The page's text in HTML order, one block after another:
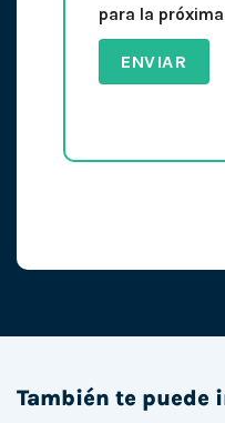
para la
También te puede